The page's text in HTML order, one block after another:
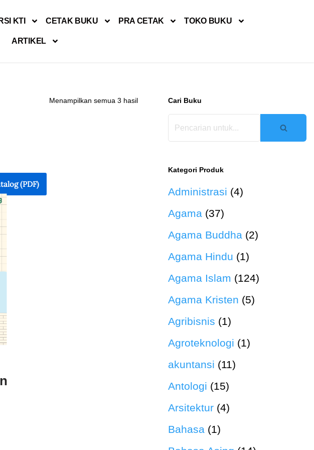
KTI CETAK BUKU PRA CETAK TOKO BUKU
ARTIKEL
Menampilkan semua 3 hasil
(PDF)
Cari Buku
Kategori Produk
Administrasi (4)
Agama (37)
Agama Buddha (2)
Agama Hindu (1)
Agama Islam (124)
Agama Kristen (5)
Agribisnis (1)
Agroteknologi (1)
akuntansi (11)
Antologi (15)
Arsitektur (4)
Bahasa (1)